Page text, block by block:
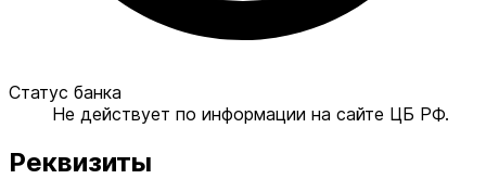
Статус банка
Не действует по информации на сайте ЦБ РФ.
Реквизиты